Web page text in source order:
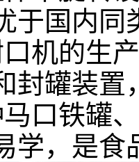
于国内同
机的生
封罐装
口铁罐
学，是